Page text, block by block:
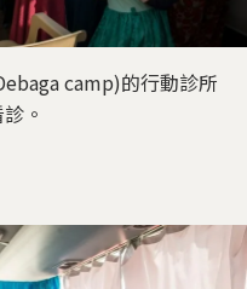
camp)的行動診所
。